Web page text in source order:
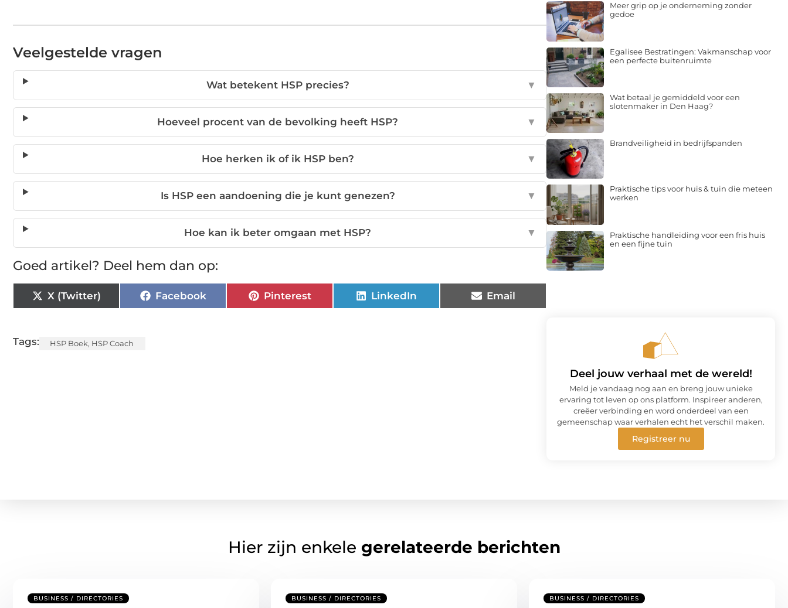
Veelgestelde vragen
Wat betekent HSP precies? ▼
Hoeveel procent van de bevolking heeft HSP? ▼
Hoe herken ik of ik HSP ben? ▼
Is HSP een aandoening die je kunt genezen? ▼
Hoe kan ik beter omgaan met HSP? ▼
Goed artikel? Deel hem dan op:
X (Twitter) Facebook Pinterest LinkedIn Email
Tags: HSP Boek, HSP Coach
Meer grip op je onderneming zonder
gedoe
Egalisee Bestratingen: Vakmanschap voor
een perfecte buitenruimte
Wat betaal je gemiddeld voor een
slotenmaker in Den Haag?
Brandveiligheid in bedrijfspanden
Praktische tips voor huis & tuin die meteen
werken
Praktische handleiding voor een fris huis
en een fijne tuin
Deel jouw verhaal met de wereld!
Meld je vandaag nog aan en breng jouw unieke
ervaring tot leven op ons platform. Inspireer anderen,
creëer verbinding en word onderdeel van een
gemeenschap waar verhalen echt het verschil maken.
Registreer nu
Hier zijn enkele gerelateerde berichten
BUSINESS / DIRECTORIES BUSINESS / DIRECTORIES BUSINESS / DIRECTORIES